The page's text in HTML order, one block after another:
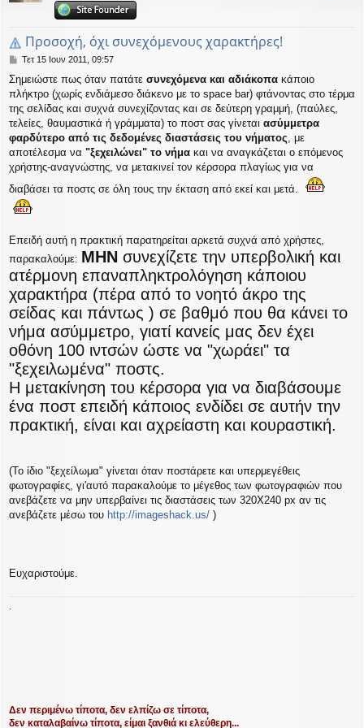
Προσοχή, όχι συνεχόμενους χαρακτήρες!
Δ
μ
ο
σ
ί
υ
σ
η
Τετ 15 Ιουν 2011, 09:57
Σημειώστε πως όταν πατάτε συνεχόμενα και αδιάκοπα κάποιο
πλήκτρο (χωρίς ενδιάμεσο διάκενο με το space bar) φτάνοντας στο τέρμα
της σελίδας και συχνά συνεχίζοντας και σε δεύτερη γραμμή, (παύλες,
τελείες, θαυμαστικά ή γράμματα) το ποστ σας γίνεται ασύμμετρα
φαρδύτερο από τις δεδομένες διαστάσεις του νήματος, με
αποτέλεσμα να "ξεχειλώνει" το νήμα και να αναγκάζεται ο επόμενος
χρήστης-αναγνώστης, να μετακινεί τον κέρσορα πλαγίως για να
διαβάσει τα ποστς σε όλη τους την έκταση από εκεί και μετά.
Επειδή αυτή η πρακτική παρατηρείται αρκετά συχνά από χρήστες,
παρακαλούμε: ΜΗΝ συνεχίζετε την υπερβολική και
ατέρμονη επαναπληκτρολόγηση κάποιου
χαρακτήρα (πέρα από το νοητό άκρο της
σείδας και πάντως ) σε βαθμό που θα κάνει το
νήμα ασύμμετρο, γιατί κανείς μας δεν έχει
οθόνη 100 ιντσών ώστε να "χωράει" τα
"ξεχειλωμένα" ποστς.
Η μετακίνηση του κέρσορα για να διαβάσουμε
ένα ποστ επειδή κάποιος ενδίδει σε αυτήν την
πρακτική, είναι και αχρείαστη και κουραστική.
(Το ίδιο "ξεχείλωμα" γίνεται όταν ποστάρετε και υπερμεγέθεις
φωτογραφίες, γι'αυτό παρακαλούμε το μέγεθος των φωτογραφιών που
ανεβάζετε να μην υπερβαίνει τις διαστάσεις των 320Χ240 px αν τις
ανεβάζετε μέσω του http://imageshack.us/ )
Ευχαριστούμε.
Δεν περιμένω τίποτα, δεν ελπίζω σε τίποτα,
δεν καταλαβαίνω τίποτα, είμαι ξανθιά κι ελεύθερη...